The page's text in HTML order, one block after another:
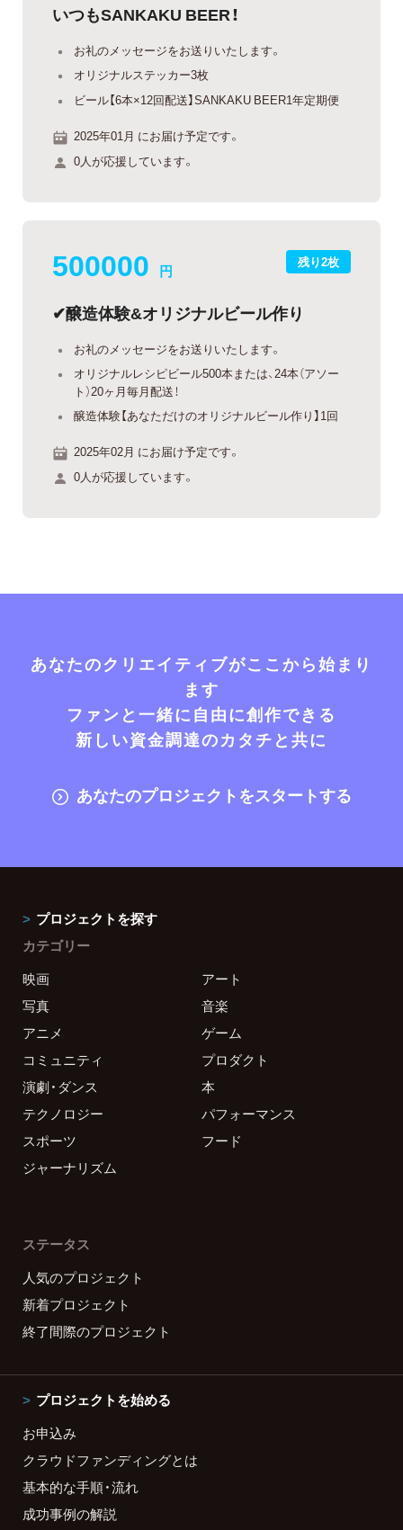
いつもSANKAKU BEER！
お礼のメッセージをお送りいたします。
オリジナルステッカー3枚
ビール【6本×12回配送】SANKAKU BEER1年定期便
2025年01月 にお届け予定です。
0人が応援しています。
残り2枚
500000 円
✔︎醸造体験&オリジナルビール作り
お礼のメッセージをお送りいたします。
オリジナルレシピビール500本または、24本（アソー
ト）20ヶ月毎月配送！
醸造体験【あなただけのオリジナルビール作り】1回
2025年02月 にお届け予定です。
0人が応援しています。
あなたのクリエイティブがここから始まり
ます
ファンと一緒に自由に創作できる
新しい資金調達のカタチと共に
あなたのプロジェクトをスタートする
プロジェクトを探す
カテゴリー
映画
アート
写真
音楽
アニメ
ゲーム
コミュニティ
プロダクト
演劇・ダンス
本
テクノロジー
パフォーマンス
スポーツ
フード
ジャーナリズム
ステータス
人気のプロジェクト
新着プロジェクト
終了間際のプロジェクト
プロジェクトを始める
お申込み
クラウドファンディングとは
基本的な手順・流れ
成功事例の解説